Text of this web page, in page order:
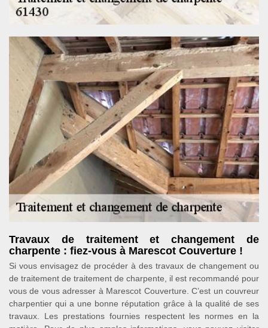
Travaux de traitement et changement de
charpente : fiez-vous à Marescot Couverture !
Si vous envisagez de procéder à des travaux de changement ou
de traitement de traitement de charpente, il est recommandé pour
vous de vous adresser à Marescot Couverture. C’est un couvreur
charpentier qui a une bonne réputation grâce à la qualité de ses
travaux. Les prestations fournies respectent les normes en la